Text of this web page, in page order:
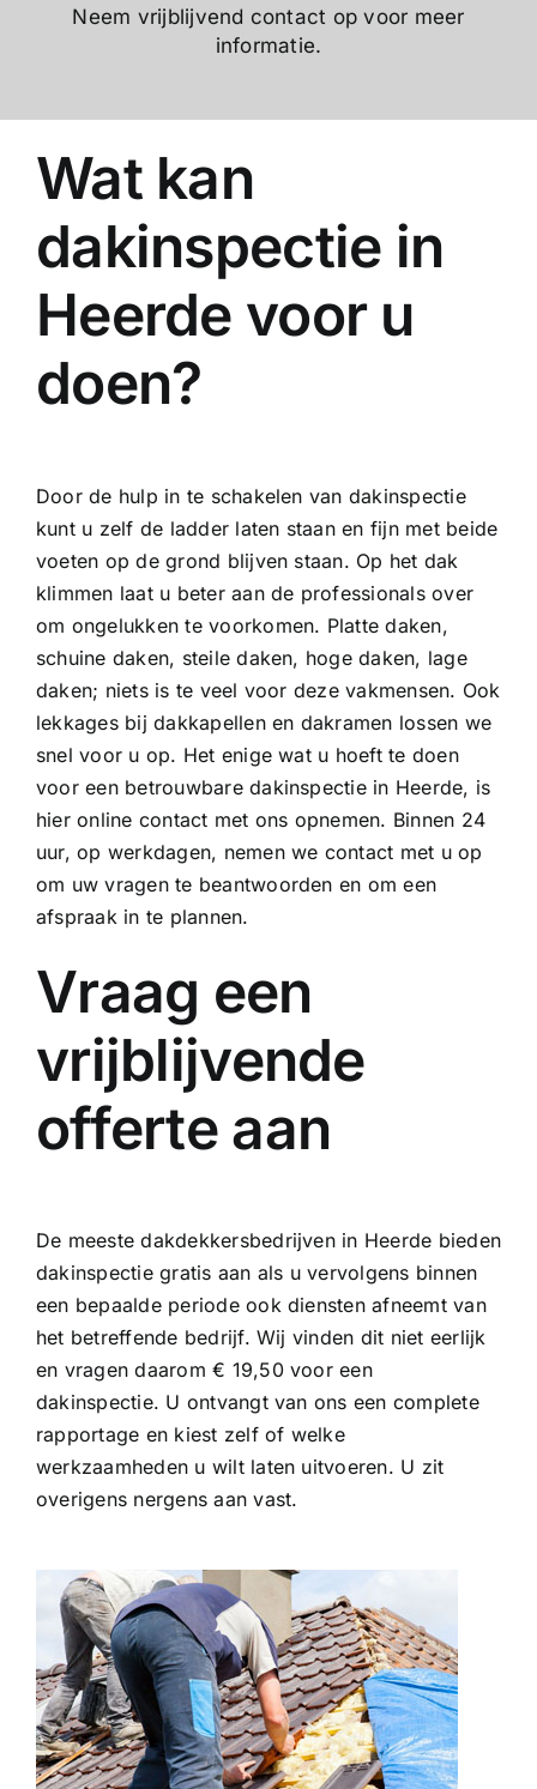
Neem vrijblijvend contact op voor meer
informatie.
Wat kan
dakinspectie in
Heerde voor u
doen?
Door de hulp in te schakelen van dakinspectie
kunt u zelf de ladder laten staan en fijn met beide
voeten op de grond blijven staan. Op het dak
klimmen laat u beter aan de professionals over
om ongelukken te voorkomen. Platte daken,
schuine daken, steile daken, hoge daken, lage
daken; niets is te veel voor deze vakmensen. Ook
lekkages bij dakkapellen en dakramen lossen we
snel voor u op. Het enige wat u hoeft te doen
voor een betrouwbare dakinspectie in Heerde, is
hier online contact met ons opnemen. Binnen 24
uur, op werkdagen, nemen we contact met u op
om uw vragen te beantwoorden en om een
afspraak in te plannen.
Vraag een
vrijblijvende
offerte aan
De meeste dakdekkersbedrijven in Heerde bieden
dakinspectie gratis aan als u vervolgens binnen
een bepaalde periode ook diensten afneemt van
het betreffende bedrijf. Wij vinden dit niet eerlijk
en vragen daarom € 19,50 voor een
dakinspectie. U ontvangt van ons een complete
rapportage en kiest zelf of welke
werkzaamheden u wilt laten uitvoeren. U zit
overigens nergens aan vast.